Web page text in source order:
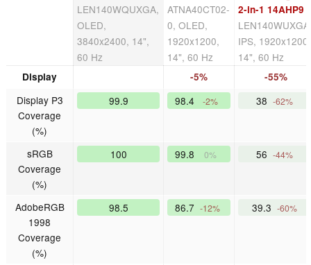
LEN140WQUXGA,
OLED,
3840x2400, 14",
60 Hz
ATNA40CT02-
0, OLED,
1920x1200,
14", 60 Hz
2-in-1 14AHP9
IPS, 1920x1200,
14", 60 Hz
Display -5% -55%
Display P3
Coverage
(%)
99.9 98.4 -2% 38 -62%
sRGB
Coverage
(%)
100 99.8 0% 56 -44%
AdobeRGB
1998
Coverage
(%)
98.5 86.7 -12% 39.3 -60%